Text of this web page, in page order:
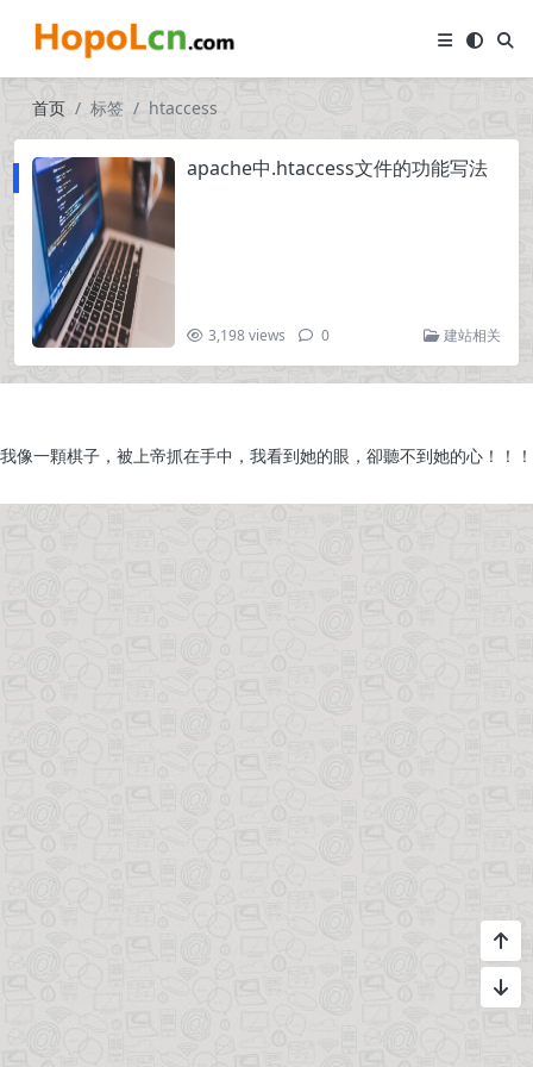
首页 标签 htaccess
apache中.htaccess文件的功能写法
3,198 views 0 建站相关
我像一顆棋子，被上帝抓在手中，我看到她的眼，卻聽不到她的心！！！